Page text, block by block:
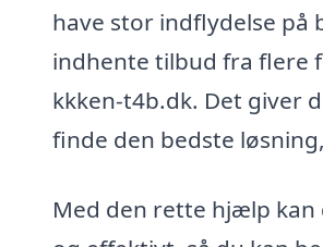
have stor indflydelse
indhente tilbud fra flere
kkken-t4b.dk. Det giver
finde den bedste
Med den rette hjælp